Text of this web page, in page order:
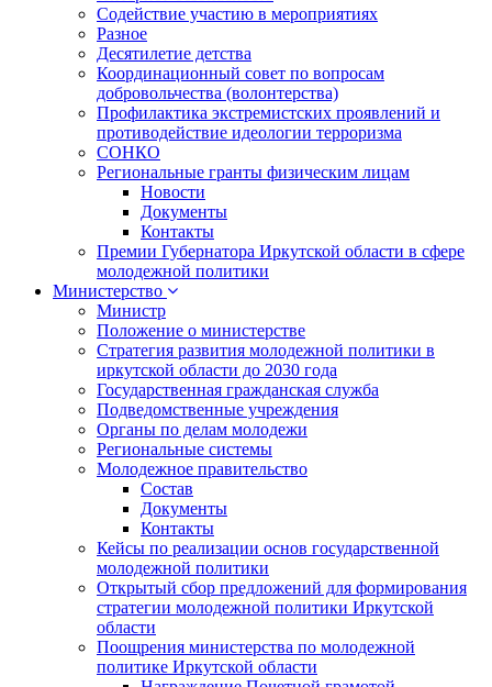
Содействие участию в мероприятиях
Разное
Десятилетие детства
Координационный совет по вопросам
добровольчества (волонтерства)
Профилактика экстремистских проявлений и
противодействие идеологии терроризма
СОНКО
Региональные гранты физическим лицам
Новости
Документы
Контакты
Премии Губернатора Иркутской области в сфере
молодежной политики
Министерство
Министр
Положение о министерстве
Стратегия развития молодежной политики в
иркутской области до 2030 года
Государственная гражданская служба
Подведомственные учреждения
Органы по делам молодежи
Региональные системы
Молодежное правительство
Состав
Документы
Контакты
Кейсы по реализации основ государственной
молодежной политики
Открытый сбор предложений для формирования
стратегии молодежной политики Иркутской
области
Поощрения министерства по молодежной
политике Иркутской области